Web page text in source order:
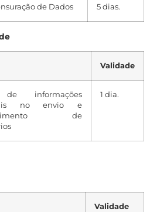
de Dados 5 dias.
Validade
informações
no envio e
de
1 dia.
Validade